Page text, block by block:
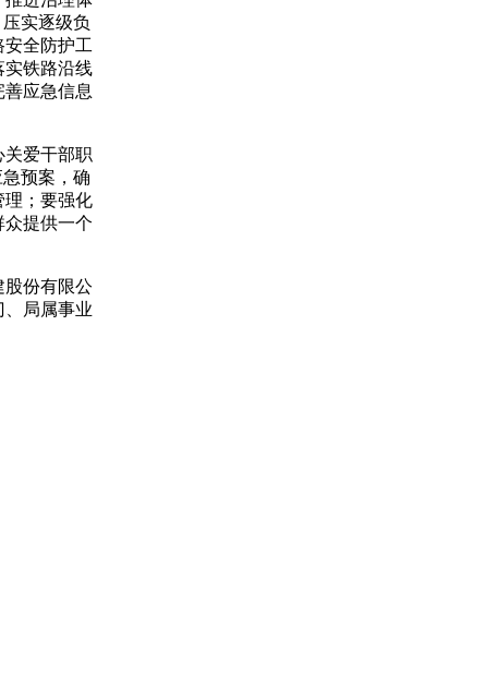
压实逐级负
安全防护工
实铁路沿线
应急信息
关爱干部职
预案 ，确
理；要强化
众提供一个
股份有限公
局属事业